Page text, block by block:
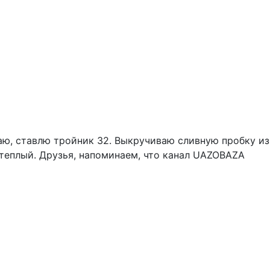
ставлю тройник 32. Выкручиваю сливную пробку из
Друзья, напоминаем, что канал UAZOBAZA